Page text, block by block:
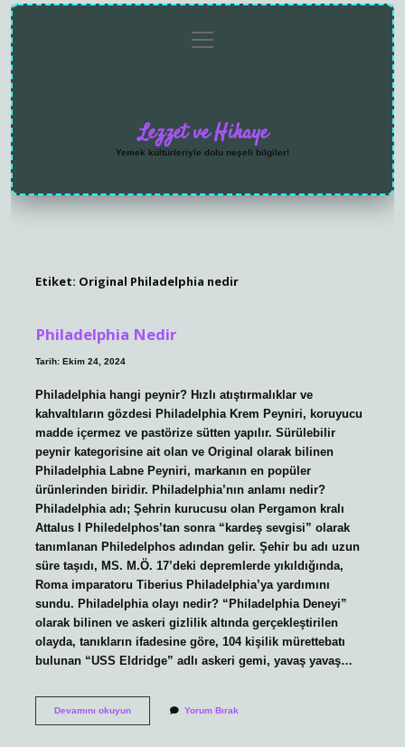
menüyü
aç
Lezzet ve Hikaye
Yemek kültürleriyle dolu neşeli bilgiler!
Etiket: Original Philadelphia nedir
Philadelphia Nedir
Tarih: Ekim 24, 2024
Philadelphia hangi peynir? Hızlı atıştırmalıklar ve
kahvaltıların gözdesi Philadelphia Krem Peyniri, koruyucu
madde içermez ve pastörize sütten yapılır. Sürülebilir
peynir kategorisine ait olan ve Original olarak bilinen
Philadelphia Labne Peyniri, markanın en popüler
ürünlerinden biridir. Philadelphia’nın anlamı nedir?
Philadelphia adı; Şehrin kurucusu olan Pergamon kralı
Attalus I Philedelphos’tan sonra “kardeş sevgisi” olarak
tanımlanan Philedelphos adından gelir. Şehir bu adı uzun
süre taşıdı, MS. M.Ö. 17’deki depremlerde yıkıldığında,
Roma imparatoru Tiberius Philadelphia’ya yardımını
sundu. Philadelphia olayı nedir? “Philadelphia Deneyi”
olarak bilinen ve askeri gizlilik altında gerçekleştirilen
olayda, tanıkların ifadesine göre, 104 kişilik mürettebatı
bulunan “USS Eldridge” adlı askeri gemi, yavaş yavaş…
Devamını okuyunPhiladelphiaYorum Bırak